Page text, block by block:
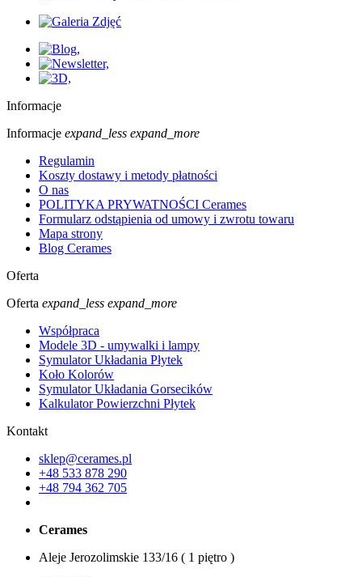
Informacje
Informacje expand_less expand_more
Regulamin
Koszty dostawy i metody płatności
O nas
POLITYKA PRYWATNOŚCI Cerames
Formularz odstąpienia od umowy i zwrotu towaru
Mapa strony
Blog Cerames
Oferta
Oferta expand_less expand_more
Współpraca
Modele 3D - umywalki i lampy
Symulator Układania Płytek
Koło Kolorów
Symulator Układania Gorsecików
Kalkulator Powierzchni Płytek
Kontakt
sklep@cerames.pl
+48 533 878 290
+48 794 362 705
Cerames
Aleje Jerozolimskie 133/16 ( 1 piętro )